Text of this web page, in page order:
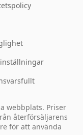
inställningar
webbplats. Priser
återförsäljarens
för att använda